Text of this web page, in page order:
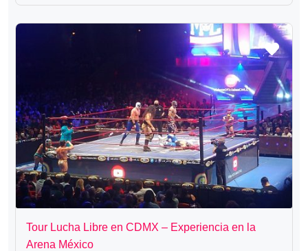
Tour Lucha Libre en CDMX – Experiencia en la
Arena México